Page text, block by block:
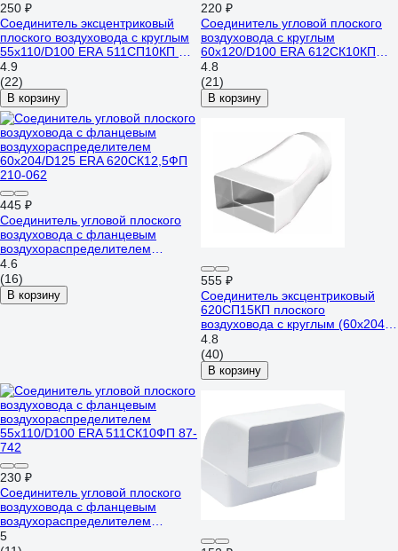
250 ₽
Соединитель эксцентриковый
плоского воздуховода с круглым
55х110/D100 ERA 511СП10КП 87-
741
4.9
(22)
В корзину
220 ₽
Соединитель угловой плоского
воздуховода с круглым
60х120/D100 ERA 612СК10КП
210-057
4.8
(21)
В корзину
445 ₽
Соединитель угловой плоского
воздуховода с фланцевым
воздухораспределителем
60х204/D125 ERA 620СК12,5ФП
210-062
4.6
(16)
В корзину
555 ₽
Соединитель эксцентриковый
620СП15КП плоского
воздуховода с круглым (60x204
мм; 150 мм; пластик) ERA 90-
06849
4.8
(40)
В корзину
230 ₽
Соединитель угловой плоского
воздуховода с фланцевым
воздухораспределителем
55х110/D100 ERA 511СК10ФП
5